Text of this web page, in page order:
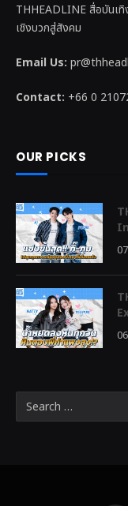
THHEADLINE สื่อบันเ
เชิงบวกสู่สังคม
Email Us:
Contact: +66 0
OUR PICKS